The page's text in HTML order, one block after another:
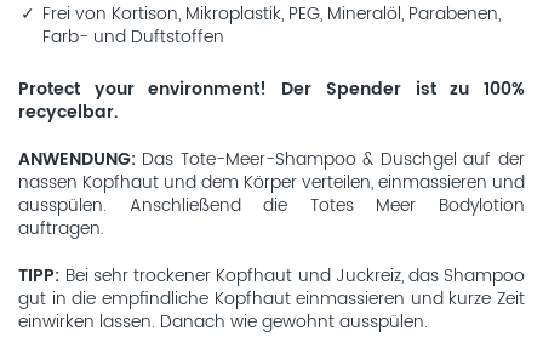
Frei von Kortison, Mikroplastik, PEG, Mineralöl, Parabenen,
Farb- und Duftstoffen
Protect your environment! Der Spender ist zu 100%
recycelbar.
ANWENDUNG Das Tote-Meer-Shampoo & Duschgel auf der
nassen Kopfhaut und dem Körper verteilen, einmassieren und
ausspülen. Anschließend die Totes Meer Bodylotion
auftragen.
TIPP Bei sehr trockener Kopfhaut und Juckreiz, das Shampoo
gut in die empfindliche Kopfhaut einmassieren und kurze Zeit
einwirken lassen. Danach wie gewohnt ausspülen.